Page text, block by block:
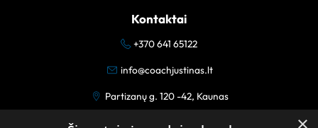
Kontaktai
+370 641 65122
info@coachjustinas.lt
Partizanų g. 120 -42, Kaunas